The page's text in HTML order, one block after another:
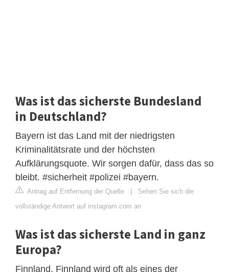
Was ist das sicherste Bundesland
in Deutschland?
Bayern ist das Land mit der niedrigsten
Kriminalitätsrate und der höchsten
Aufklärungsquote. Wir sorgen dafür, dass das so
bleibt. #sicherheit #polizei #bayern.
Antrag auf Entfernung der Quelle | Sehen Sie sich die
vollständige Antwort auf instagram.com an
Was ist das sicherste Land in ganz
Europa?
Finnland. Finnland wird oft als eines der